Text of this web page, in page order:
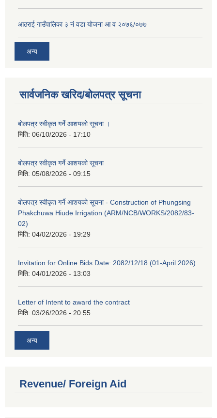
आठराई गाउँपालिका ३ नं वडा योजना आ व २०७६/०७७
अन्य
सार्वजनिक खरिद/बोलपत्र सूचना
बोलपत्र स्वीकृत गर्ने आशयको सूचना ।
मिति: 06/10/2026 - 17:10
बोलपत्र स्वीकृत गर्ने आशयको सूचना
मिति: 05/08/2026 - 09:15
बोलपत्र स्वीकृत गर्ने आशयको सूचना - Construction of Phungsing
Phakchuwa Hiude Irrigation (ARM/NCB/WORKS/2082/83-
02)
मिति: 04/02/2026 - 19:29
Invitation for Online Bids Date: 2082/12/18 (01-April 2026)
मिति: 04/01/2026 - 13:03
Letter of Intent to award the contract
मिति: 03/26/2026 - 20:55
अन्य
Revenue/ Foreign Aid